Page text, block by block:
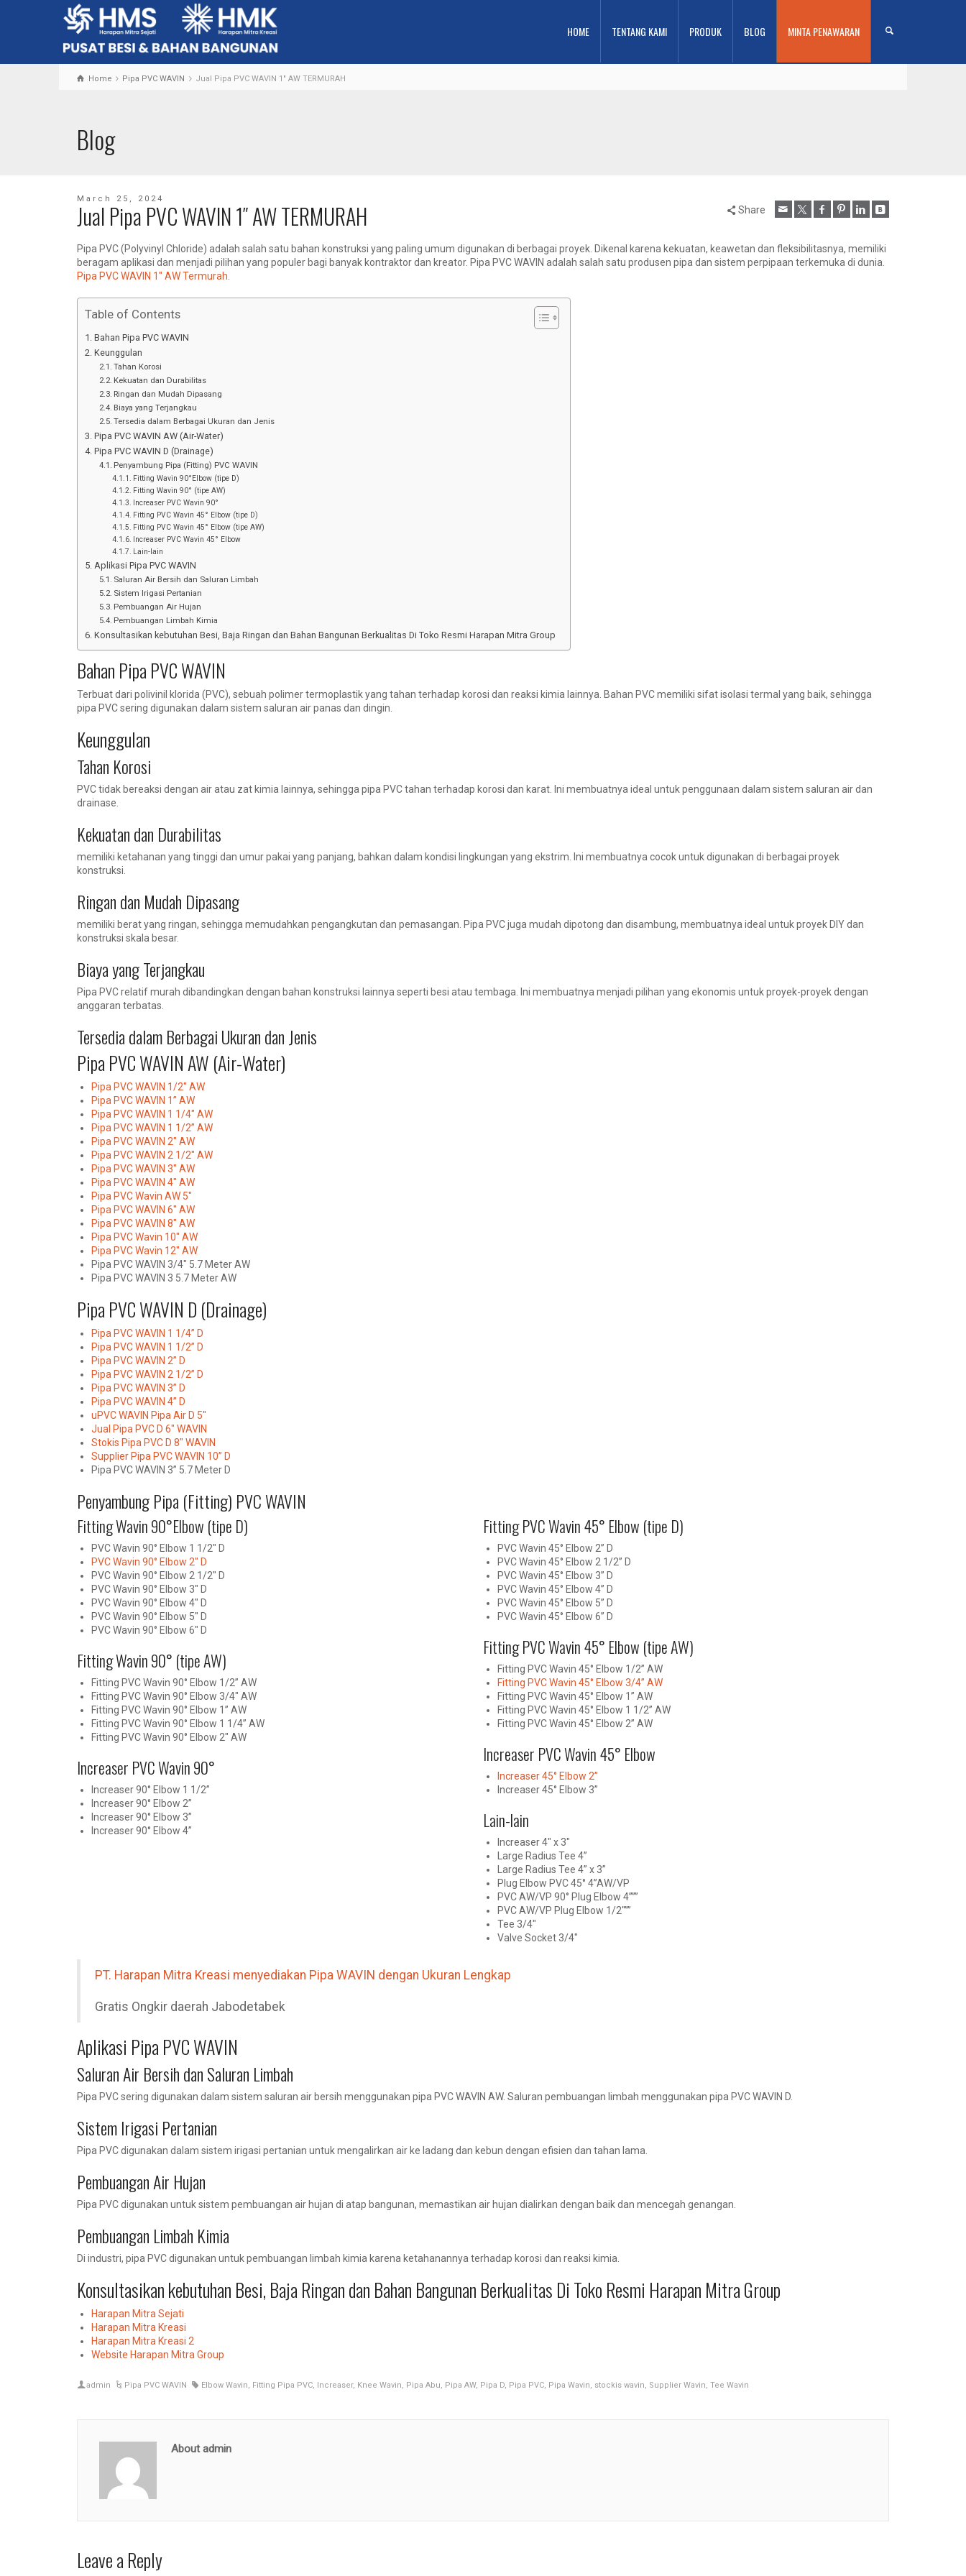
HOME TENTANG KAMI PRODUK BLOG MINTA PENAWARAN
Home Pipa PVC WAVIN Jual Pipa PVC WAVIN 1" AW TERMURAH
Blog
March 25, 2024
Jual Pipa PVC WAVIN 1″ AW TERMURAH Share
Pipa PVC (Polyvinyl Chloride) adalah salah satu bahan konstruksi yang paling umum digunakan di berbagai proyek. Dikenal karena kekuatan, keawetan dan fleksibilitasnya, memiliki
beragam aplikasi dan menjadi pilihan yang populer bagi banyak kontraktor dan kreator. Pipa PVC WAVIN adalah salah satu produsen pipa dan sistem perpipaan terkemuka di dunia.
Pipa PVC WAVIN 1″ AW Termurah
Table of Contents
Bahan Pipa PVC WAVIN
Keunggulan
Tahan Korosi
Kekuatan dan Durabilitas
Ringan dan Mudah Dipasang
Biaya yang Terjangkau
Tersedia dalam Berbagai Ukuran dan Jenis
Pipa PVC WAVIN AW (Air-Water)
Pipa PVC WAVIN D (Drainage)
Penyambung Pipa (Fitting) PVC WAVIN
Fitting Wavin 90°Elbow (tipe D)
Fitting Wavin 90° (tipe AW)
Increaser PVC Wavin 90°
Fitting PVC Wavin 45° Elbow (tipe D)
Fitting PVC Wavin 45° Elbow (tipe AW)
Increaser PVC Wavin 45° Elbow
Lain-lain
Aplikasi Pipa PVC WAVIN
Saluran Air Bersih dan Saluran Limbah
Sistem Irigasi Pertanian
Pembuangan Air Hujan
Pembuangan Limbah Kimia
Konsultasikan kebutuhan Besi, Baja Ringan dan Bahan Bangunan Berkualitas Di Toko Resmi Harapan Mitra Group
Bahan Pipa PVC WAVIN
Terbuat dari polivinil klorida (PVC), sebuah polimer termoplastik yang tahan terhadap korosi dan reaksi kimia lainnya. Bahan PVC memiliki sifat isolasi termal yang baik, sehingga
pipa PVC sering digunakan dalam sistem saluran air panas dan dingin.
Keunggulan
Tahan Korosi
PVC tidak bereaksi dengan air atau zat kimia lainnya, sehingga pipa PVC tahan terhadap korosi dan karat. Ini membuatnya ideal untuk penggunaan dalam sistem saluran air dan
drainase.
Kekuatan dan Durabilitas
memiliki ketahanan yang tinggi dan umur pakai yang panjang, bahkan dalam kondisi lingkungan yang ekstrim. Ini membuatnya cocok untuk digunakan di berbagai proyek
konstruksi.
Ringan dan Mudah Dipasang
memiliki berat yang ringan, sehingga memudahkan pengangkutan dan pemasangan. Pipa PVC juga mudah dipotong dan disambung, membuatnya ideal untuk proyek DIY dan
konstruksi skala besar.
Biaya yang Terjangkau
Pipa PVC relatif murah dibandingkan dengan bahan konstruksi lainnya seperti besi atau tembaga. Ini membuatnya menjadi pilihan yang ekonomis untuk proyek-proyek dengan
anggaran terbatas.
Tersedia dalam Berbagai Ukuran dan Jenis
Pipa PVC WAVIN AW (Air-Water)
Pipa PVC WAVIN 1/2″ AW
Pipa PVC WAVIN 1” AW
Pipa PVC WAVIN 1 1/4″ AW
Pipa PVC WAVIN 1 1/2” AW
Pipa PVC WAVIN 2″ AW
Pipa PVC WAVIN 2 1/2″ AW
Pipa PVC WAVIN 3″ AW
Pipa PVC WAVIN 4″ AW
Pipa PVC Wavin AW 5″
Pipa PVC WAVIN 6″ AW
Pipa PVC WAVIN 8″ AW
Pipa PVC Wavin 10″ AW
Pipa PVC Wavin 12″ AW
Pipa PVC WAVIN 3/4″ 5.7 Meter AW
Pipa PVC WAVIN 3 5.7 Meter AW
Pipa PVC WAVIN D (Drainage)
Pipa PVC WAVIN 1 1/4” D
Pipa PVC WAVIN 1 1/2” D
Pipa PVC WAVIN 2” D
Pipa PVC WAVIN 2 1/2” D
Pipa PVC WAVIN 3” D
Pipa PVC WAVIN 4” D
uPVC WAVIN Pipa Air D 5″
Jual Pipa PVC D 6″ WAVIN
Stokis Pipa PVC D 8″ WAVIN
Supplier Pipa PVC WAVIN 10” D
Pipa PVC WAVIN 3” 5.7 Meter D
Penyambung Pipa (Fitting) PVC WAVIN
Fitting Wavin 90°Elbow (tipe D)
PVC Wavin 90° Elbow 1 1/2″ D
PVC Wavin 90° Elbow 2″ D
PVC Wavin 90° Elbow 2 1/2″ D
PVC Wavin 90° Elbow 3″ D
PVC Wavin 90° Elbow 4″ D
PVC Wavin 90° Elbow 5″ D
PVC Wavin 90° Elbow 6″ D
Fitting Wavin 90° (tipe AW)
Fitting PVC Wavin 90° Elbow 1/2” AW
Fitting PVC Wavin 90° Elbow 3/4″ AW
Fitting PVC Wavin 90° Elbow 1” AW
Fitting PVC Wavin 90° Elbow 1 1/4” AW
Fitting PVC Wavin 90° Elbow 2″ AW
Increaser PVC Wavin 90°
Increaser 90° Elbow 1 1/2”
Increaser 90° Elbow 2”
Increaser 90° Elbow 3”
Increaser 90° Elbow 4”
Fitting PVC Wavin 45° Elbow (tipe D)
PVC Wavin 45° Elbow 2” D
PVC Wavin 45° Elbow 2 1/2” D
PVC Wavin 45° Elbow 3” D
PVC Wavin 45° Elbow 4” D
PVC Wavin 45° Elbow 5” D
PVC Wavin 45° Elbow 6” D
Fitting PVC Wavin 45° Elbow (tipe AW)
Fitting PVC Wavin 45° Elbow 1/2” AW
Fitting PVC Wavin 45° Elbow 3/4” AW
Fitting PVC Wavin 45° Elbow 1” AW
Fitting PVC Wavin 45° Elbow 1 1/2” AW
Fitting PVC Wavin 45° Elbow 2” AW
Increaser PVC Wavin 45° Elbow
Increaser 45° Elbow 2”
Increaser 45° Elbow 3”
Lain-lain
Increaser 4″ x 3″
Large Radius Tee 4”
Large Radius Tee 4” x 3”
Plug Elbow PVC 45° 4”AW/VP
PVC AW/VP 90° Plug Elbow 4”””
PVC AW/VP Plug Elbow 1/2″””
Tee 3/4″
Valve Socket 3/4″
PT. Harapan Mitra Kreasi menyediakan Pipa WAVIN dengan Ukuran Lengkap
Gratis Ongkir daerah Jabodetabek
Aplikasi Pipa PVC WAVIN
Saluran Air Bersih dan Saluran Limbah
Pipa PVC sering digunakan dalam sistem saluran air bersih menggunakan pipa PVC WAVIN AW. Saluran pembuangan limbah menggunakan pipa PVC WAVIN D.
Sistem Irigasi Pertanian
Pipa PVC digunakan dalam sistem irigasi pertanian untuk mengalirkan air ke ladang dan kebun dengan efisien dan tahan lama.
Pembuangan Air Hujan
Pipa PVC digunakan untuk sistem pembuangan air hujan di atap bangunan, memastikan air hujan dialirkan dengan baik dan mencegah genangan.
Pembuangan Limbah Kimia
Di industri, pipa PVC digunakan untuk pembuangan limbah kimia karena ketahanannya terhadap korosi dan reaksi kimia.
Konsultasikan kebutuhan Besi, Baja Ringan dan Bahan Bangunan Berkualitas Di Toko Resmi Harapan Mitra Group
Harapan Mitra Sejati
Harapan Mitra Kreasi
Harapan Mitra Kreasi 2
Website Harapan Mitra Group
admin Pipa PVC WAVIN Elbow Wavin, Fitting Pipa PVC, Increaser, Knee Wavin, Pipa Abu, Pipa AW, Pipa D, Pipa PVC, Pipa Wavin, stockis wavin, Supplier Wavin, Tee Wavin
About admin
Leave a Reply